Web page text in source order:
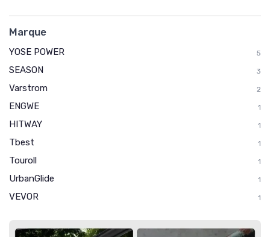
Marque
YOSE POWER 5
SEASON 3
Varstrom 2
ENGWE 1
HITWAY 1
Tbest 1
Touroll 1
UrbanGlide 1
VEVOR 1